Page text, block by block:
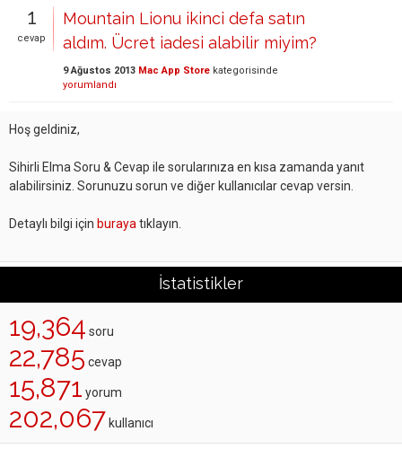
1
cevap
Mountain Lionu ikinci defa satın
aldım. Ücret iadesi alabilir miyim?
9 Ağustos 2013 Mac App Store kategorisinde
yorumlandı
Hoş geldiniz,
Sihirli Elma Soru & Cevap ile sorularınıza en kısa zamanda yanıt
alabilirsiniz. Sorunuzu sorun ve diğer kullanıcılar cevap versin.
Detaylı bilgi için buraya tıklayın.
İstatistikler
19,364 soru
22,785 cevap
15,871 yorum
202,067 kullanıcı